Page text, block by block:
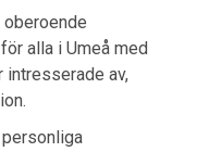
oberoende
alla i Umeå med
intresserade av,